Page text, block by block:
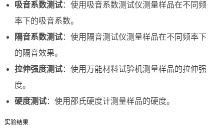
吸音系数测试：使用吸音系数测试仪测量样品在不同频
率下的吸音系数。
隔音系数测试：使用隔音测试仪测量样品在不同频率下
的隔音效果。
拉伸强度测试：使用万能材料试验机测量样品的拉伸强
度。
硬度测试：使用邵氏硬度计测量样品的硬度。
实验结果